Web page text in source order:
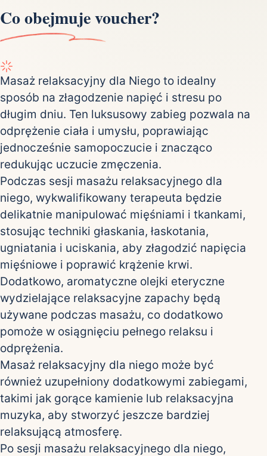
Co obejmuje voucher?
Masaż relaksacyjny dla Niego to idealny
sposób na złagodzenie napięć i stresu po
długim dniu. Ten luksusowy zabieg pozwala na
odprężenie ciała i umysłu, poprawiając
jednocześnie samopoczucie i znacząco
redukując uczucie zmęczenia.
Podczas sesji masażu relaksacyjnego dla
niego, wykwalifikowany terapeuta będzie
delikatnie manipulować mięśniami i tkankami,
stosując techniki głaskania, łaskotania,
ugniatania i uciskania, aby złagodzić napięcia
mięśniowe i poprawić krążenie krwi.
Dodatkowo, aromatyczne olejki eteryczne
wydzielające relaksacyjne zapachy będą
używane podczas masażu, co dodatkowo
pomoże w osiągnięciu pełnego relaksu i
odprężenia.
Masaż relaksacyjny dla niego może być
również uzupełniony dodatkowymi zabiegami,
takimi jak gorące kamienie lub relaksacyjna
muzyka, aby stworzyć jeszcze bardziej
relaksującą atmosferę.
Po sesji masażu relaksacyjnego dla niego,